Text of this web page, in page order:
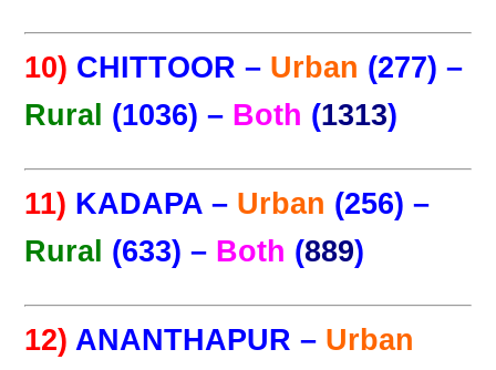
10) CHITTOOR – Urban (277) –
Rural (1036) – Both (1313)
11) KADAPA – Urban (256) –
Rural (633) – Both (889)
12) ANANTHAPUR – Urban